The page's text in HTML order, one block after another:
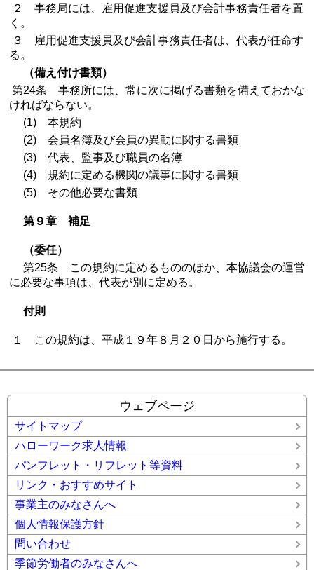
２ 事務局には、雇用促進支援員及び会計事務責任者を置
く。
３ 雇用促進支援員及び会計事務責任者は、代表が任命す
る。
（備え付け書類）
第24条 事務所には、常に次に掲げる書類を備えておかな
ければならない。
(1) 本規約
(2) 会員名簿及び会員の異動に関する書類
(3) 代表、監事及び職員の名簿
(4) 規約に定める機関の議事に関する書類
(5) その他必要な書類
第９章 補足
（委任）
第25条 この規約に定めるもののほか、本協議会の運営
に必要な事項は、代表が別に定める。
付則
１ この規約は、平成１９年８月２０日から施行する。
ウェブページ
サイトマップ
ハローワーク求人情報
パンフレット・リフレット等資料
リンク・おすすめサイト
事業主のみなさんへ
個人情報保護方針
問い合わせ
季節労働者のみなさんへ